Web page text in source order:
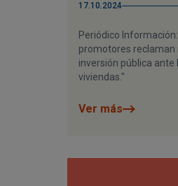
17.10.2024
Periódico
promotores reclaman
inversión pública ante
viviendas."
Ver más